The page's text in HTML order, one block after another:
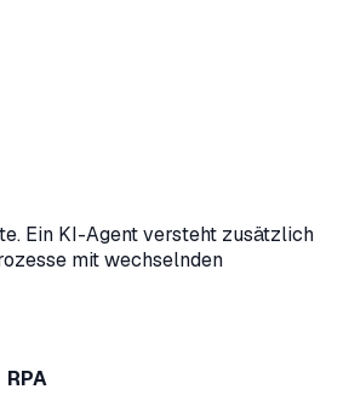
Ein KI-Agent versteht zusätzlich
mit wechselnden
RPA